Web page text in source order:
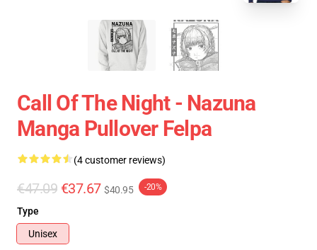
Call Of The Night - Nazuna
Manga Pullover Felpa
(4 customer reviews)
€47.09 €37.67 $40.95 -20%
Type
Unisex